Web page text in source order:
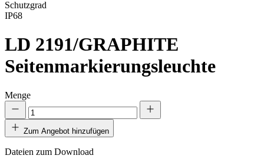
Schutzgrad
IP68
LD 2191/GRAPHITE
Seitenmarkierungsleuchte
Menge
Zum Angebot hinzufügen
Dateien zum Download